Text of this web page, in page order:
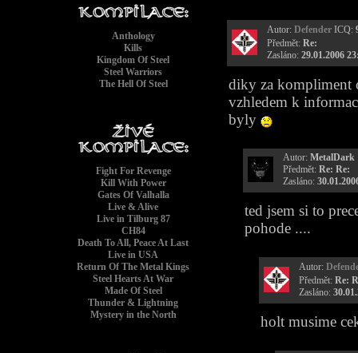
Anthology
Kills
Kingdom Of Steel
Steel Warriors
The Hell Of Steel
Fight For Revenge
Kill With Power
Gates Of Valhalla
Live & Alive
Live in Tilburg 87
CH84
Death To All, Peace At Last
Live in USA
Return Of The Metal Kings
Steel Hearts At War
Made Of Steel
Thunder & Lightning
Mystery in the North
Autor: Defender ICQ:
Předmět: Re:
Zasláno: 29.01.2006
diky za kompliment
vzhledem k
byly
Autor: MetalDark
Předmět: Re: Re:
Zasláno:
ted jsem si to
pohode ....
Autor:
Předmět: Re:
Zasláno:
holt musime